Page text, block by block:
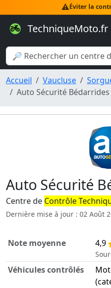
⚠️Éviter la
TechniqueMoto.fr
Accueil Vaucluse
Auto Sécurité Bédarrides
Auto Sécurité
Centre de Contrôle
Dernière mise à jour : 02 Août
Note moyenne 4,9
Véhicules contrôlés